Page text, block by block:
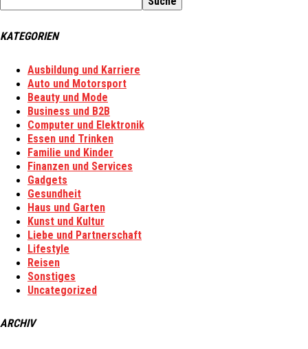
KATEGORIEN
Ausbildung und Karriere
Auto und Motorsport
Beauty und Mode
Business und B2B
Computer und Elektronik
Essen und Trinken
Familie und Kinder
Finanzen und Services
Gadgets
Gesundheit
Haus und Garten
Kunst und Kultur
Liebe und Partnerschaft
Lifestyle
Reisen
Sonstiges
Uncategorized
ARCHIV